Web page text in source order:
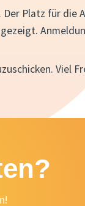
Platz für die
Viel